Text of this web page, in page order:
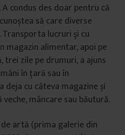
condus des doar pentru că
să care diverse
lucruri și cu
magazin alimentar, apoi pe
trei zile pe drumuri, a ajuns
în țară sau în
deja cu câteva magazine și
mâncare sau băutură.
artă (prima galerie din